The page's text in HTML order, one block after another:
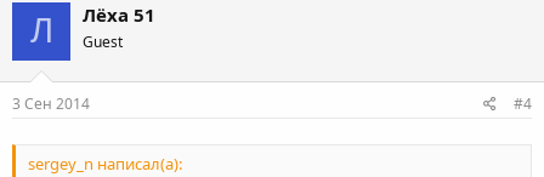
Л Лёха 51
Guest
3 Сен 2014 #4
sergey_n написал(а):